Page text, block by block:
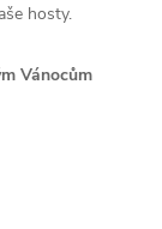
hosty.
Vánocům